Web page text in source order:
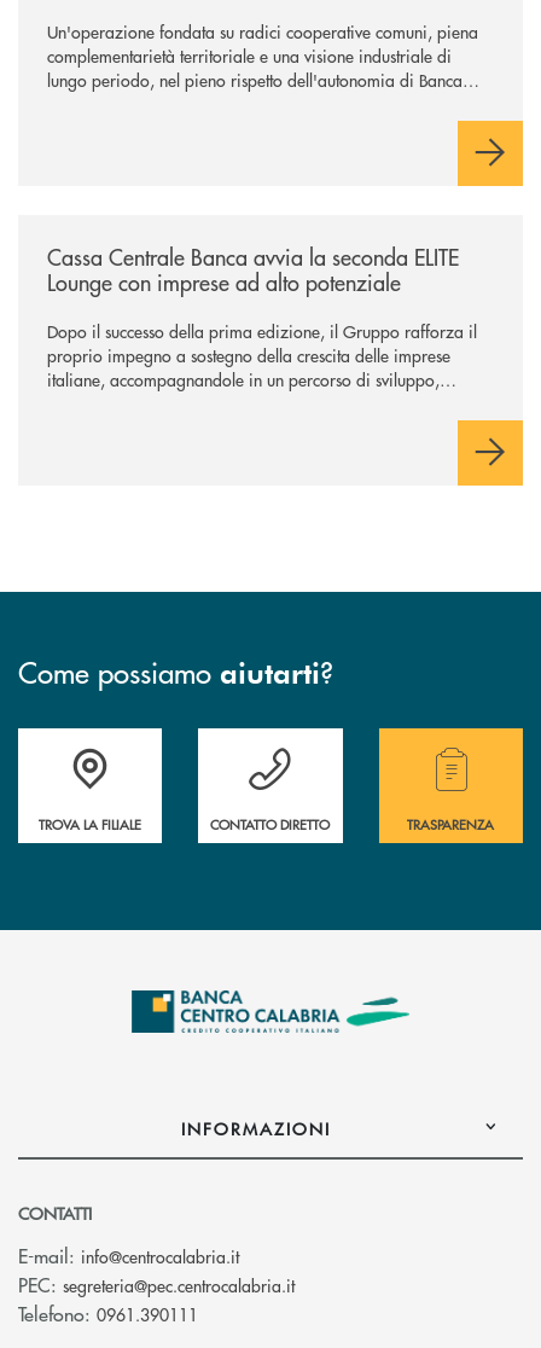
Un'operazione fondata su radici cooperative comuni, piena
complementarietà territoriale e una visione industriale di
lungo periodo, nel pieno rispetto dell'autonomia di Banca
negoziazione esclusiva per la finalizzazione dell’operazione.
Cassa Centrale Banca avvia la seconda ELITE
Lounge con imprese ad alto potenziale
Dopo il successo della prima edizione, il Gruppo rafforza il
proprio impegno a sostegno della crescita delle imprese
italiane, accompagnandole in un percorso di sviluppo,
Come possiamo aiutarti?
Accedi all' elenco completo delle filiali .
TROVA LA FILIALE
Hai bisogno di assistenza immediata ?
CONTATTO DIRETTO
Hai bisogno di
TRASPARENZA
INFORMAZIONI
CONTATTI
E-mail: info@centrocalabria.it(si apre l’app di posta elettronica)
PEC: segreteria@pec.centrocalabria.it(si apre l’app di posta
Telefono: 0961.390111